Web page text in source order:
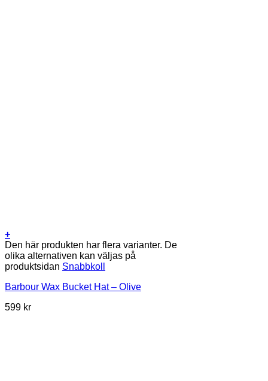
+
Den här produkten har flera varianter. De
olika alternativen kan väljas på
produktsidan Snabbkoll
Barbour Wax Bucket Hat – Olive
599 kr